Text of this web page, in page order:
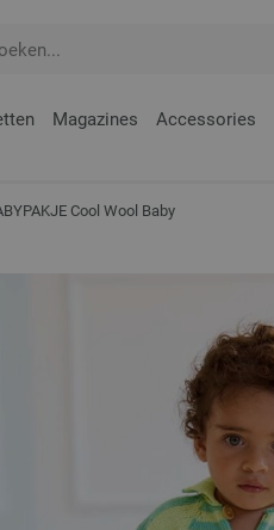
Magazines Accessories
Cool Wool Baby